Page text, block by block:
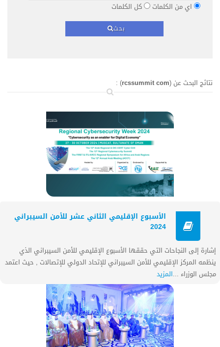
اي من الكلمات كل الكلمات
بحث
نتائج البحث عن (rcssummit com
) :
الأسبوع الإقليمي الثاني عشر للأمن السيبراني
2024
إشارة إلى النجاحات التي حققها الأسبوع الإقليمي للأمن السيبراني الذي
ينظمه المركز الإقليمي للأمن السيبراني للإتحاد الدولي للإتصالات , حيث اعتمد
مجلس الوزراء ...المزيد